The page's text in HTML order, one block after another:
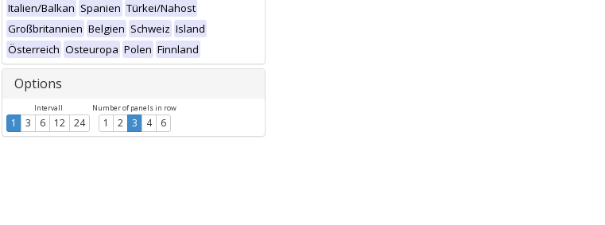
Italien/Balkan Spanien Türkei/Nahost
Großbritannien Belgien Schweiz Island
Österreich Osteuropa Polen Finnland
Options
Intervall
1 3 6 12 24
Number of panels in row
1 2 3 4 6